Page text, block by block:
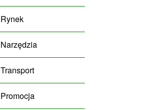
Rynek
Narzędzia
Transport
Promocja